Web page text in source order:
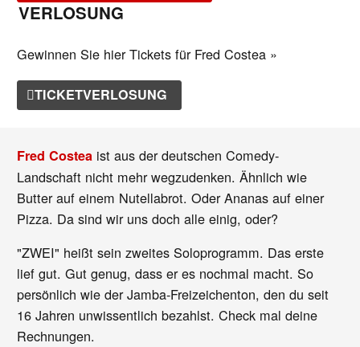
VERLOSUNG
Gewinnen Sie hier Tickets für Fred Costea »
TICKETVERLOSUNG
Fred Costea ist aus der deutschen Comedy-
Landschaft nicht mehr wegzudenken. Ähnlich wie
Butter auf einem Nutellabrot. Oder Ananas auf einer
Pizza. Da sind wir uns doch alle einig, oder?
"ZWEI" heißt sein zweites Soloprogramm. Das erste
lief gut. Gut genug, dass er es nochmal macht. So
persönlich wie der Jamba-Freizeichenton, den du seit
16 Jahren unwissentlich bezahlst. Check mal deine
Rechnungen.